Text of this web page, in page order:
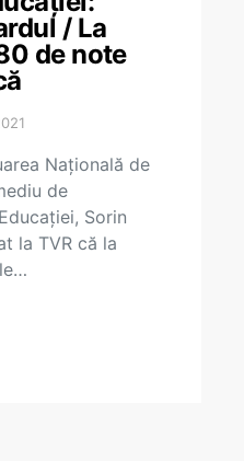
/ La
de note
Națională de
de
Sorin
la TVR că la